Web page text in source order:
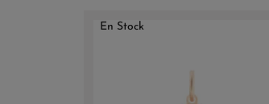
En Stock